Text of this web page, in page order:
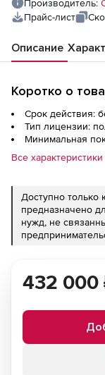
Производитель:
Прайс-лист
Описание
Коротко о
Срок действия:
Тип лицензии:
Минимальная
Все характеристики
Доступно
предназначено
нужд, не
432 000